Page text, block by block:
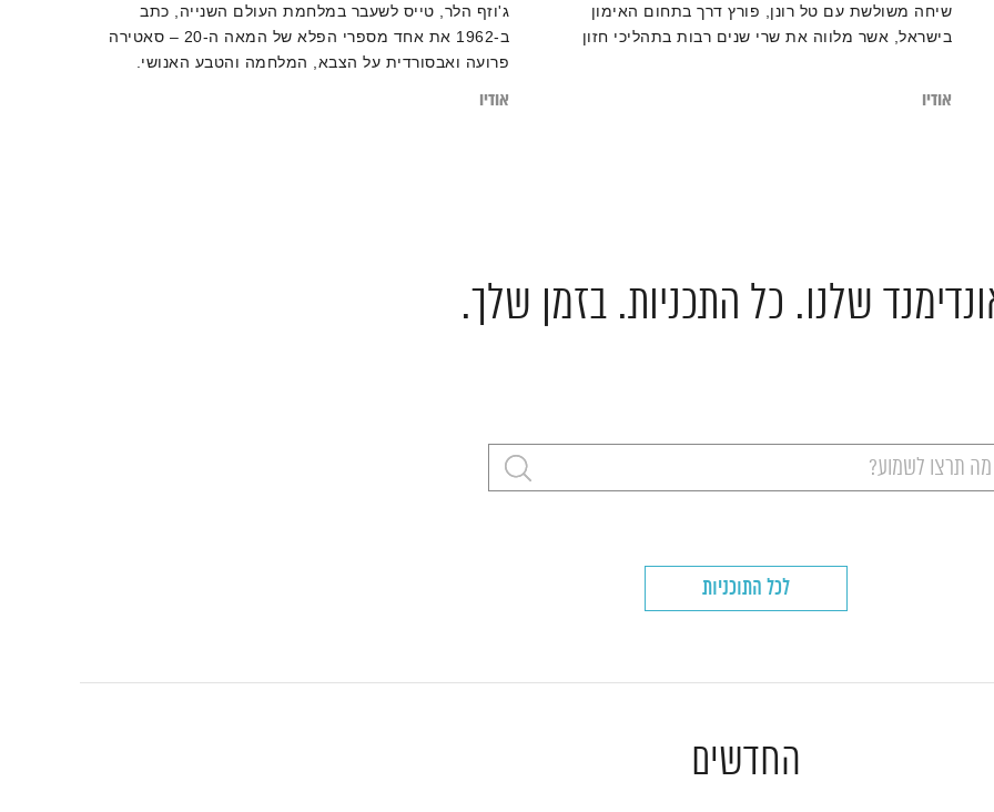
שיחה משולשת עם טל רונן, פורץ דרך בתחום האימון
בישראל, אשר מלווה את שרי שנים רבות בתהליכי חזון
אודיו
ג'וזף הלר, טייס לשעבר במלחמת העולם השנייה, כתב
ב-1962 את אחד מספרי הפלא של המאה ה-20 – סאטירה
פרועה ואבסורדית על הצבא, המלחמה והטבע האנושי.
אודיו
שלנו. כל התכניות. בזמן שלך.
לכל התוכניות
החדשים